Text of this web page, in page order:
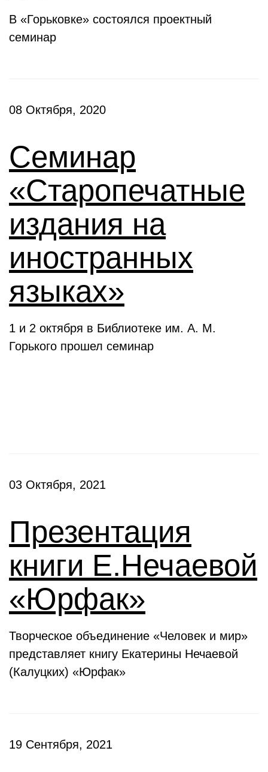
В «Горьковке» состоялся проектный
семинар
08 Октября, 2020
Семинар
«Старопечатные
издания на
иностранных
языках»
1 и 2 октября в Библиотеке им. А. М.
Горького прошел семинар
03 Октября, 2021
Презентация
книги Е.Нечаевой
«Юрфак»
Творческое объединение «Человек и мир»
представляет книгу Екатерины Нечаевой
(Калуцких) «Юрфак»
19 Сентября, 2021